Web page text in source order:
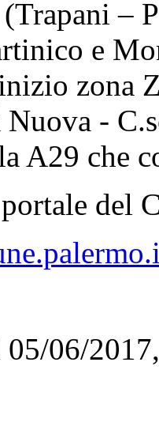
–
e
zona
Nuova -
A29 che
del
05/06/